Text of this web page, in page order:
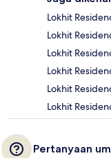
Lokhit
Lokhit
Lokhit
Lokhit
Lokhit
Lokhit
Pertanyaan